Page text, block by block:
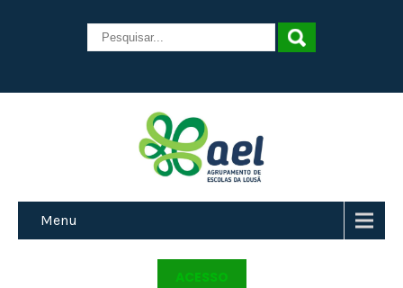
Menu
ACESSO